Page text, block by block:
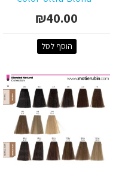
₪40.00
הוסף לסל